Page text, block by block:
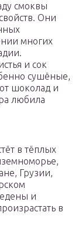
смоквы
Они
многих
и сок
сушёные,
шоколад и
любила
в тёплых
Грузии,
и
в